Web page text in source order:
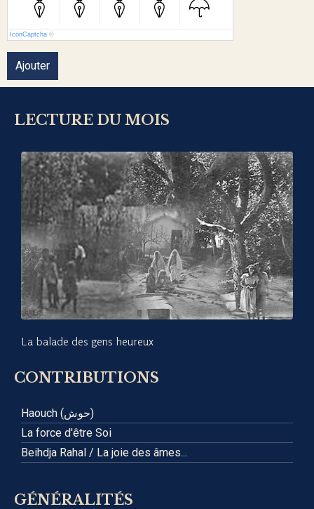
IconCaptcha ©
Ajouter
LECTURE DU MOIS
La balade des gens heureux
CONTRIBUTIONS
Haouch (حوش)
La force d'être Soi
Beihdja Rahal / La joie des âmes...
GÉNÉRALITÉS